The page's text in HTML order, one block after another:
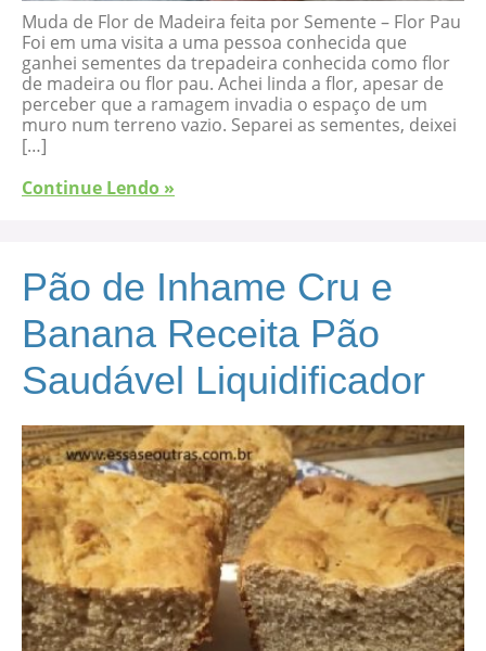
Muda de Flor de Madeira feita por Semente – Flor Pau
Foi em uma visita a uma pessoa conhecida que
ganhei sementes da trepadeira conhecida como flor
de madeira ou flor pau. Achei linda a flor, apesar de
perceber que a ramagem invadia o espaço de um
muro num terreno vazio. Separei as sementes, deixei
[…]
Continue Lendo »
Pão de Inhame Cru e
Banana Receita Pão
Saudável Liquidificador